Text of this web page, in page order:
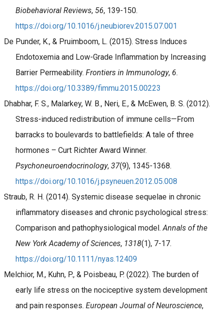
Biobehavioral Reviews, 56, 139-150.
https://doi.org/10.1016/j.neubiorev.2015.07.001
De Punder, K., & Pruimboom, L. (2015). Stress Induces
Endotoxemia and Low-Grade Inflammation by Increasing
Barrier Permeability. Frontiers in Immunology, 6.
https://doi.org/10.3389/fimmu.2015.00223
Dhabhar, F. S., Malarkey, W. B., Neri, E., & McEwen, B. S. (2012).
Stress-induced redistribution of immune cells—From
barracks to boulevards to battlefields: A tale of three
hormones – Curt Richter Award Winner.
Psychoneuroendocrinology, 37(9), 1345-1368.
https://doi.org/10.1016/j.psyneuen.2012.05.008
Straub, R. H. (2014). Systemic disease sequelae in chronic
inflammatory diseases and chronic psychological stress:
Comparison and pathophysiological model.Annals of the
New York Academy of Sciences, 1318(1), 7-17.
https://doi.org/10.1111/nyas.12409
Melchior, M., Kuhn, P., & Poisbeau, P. (2022). The burden of
early life stress on the nociceptive system development
and pain responses. European Journal of Neuroscience,